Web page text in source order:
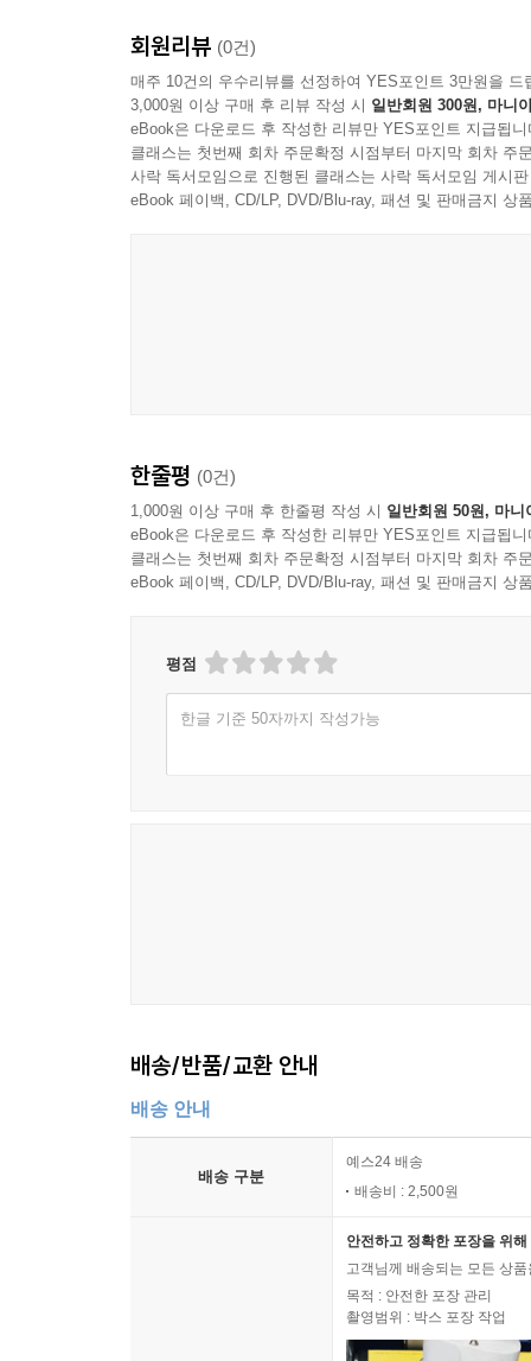
제니는 지미에게 닷이 정체와 그의 음모를 알려
순간 제니가 나타나 그를 살려 줄 것을 부탁한다.
회원리뷰 (0건)
매주 10건의 우수리뷰를 선정하여 YES포인트 3만원을 드
3,000원 이상 구매 후 리뷰 작성 시 일반회원 300원, 마니
eBook은 다운로드 후 작성한 리뷰만 YES포인트 지급됩니
클래스는 첫번째 회차 주문확정 시점부터 마지막 회차 주
사락 독서모임으로 진행된 클래스는 사락 독서모임 게시
eBook 페이백, CD/LP, DVD/Blu-ray, 패션 및 판매금지 상
한줄평 (0건)
1,000원 이상 구매 후 한줄평 작성 시 일반회원 50원, 마니
eBook은 다운로드 후 작성한 리뷰만 YES포인트 지급됩니
클래스는 첫번째 회차 주문확정 시점부터 마지막 회차 주
eBook 페이백, CD/LP, DVD/Blu-ray, 패션 및 판매금지 상
평점
한글 기준 50자까지 작성가능
배송/반품/교환 안내
배송 안내
배송 구분
예스24 배송
배송비 : 2,500원
안전하고 정확한 포장을 위
고객님께 배송되는 모든 상
목적 : 안전한 포장 관리
촬영범위 : 박스 포장 작업